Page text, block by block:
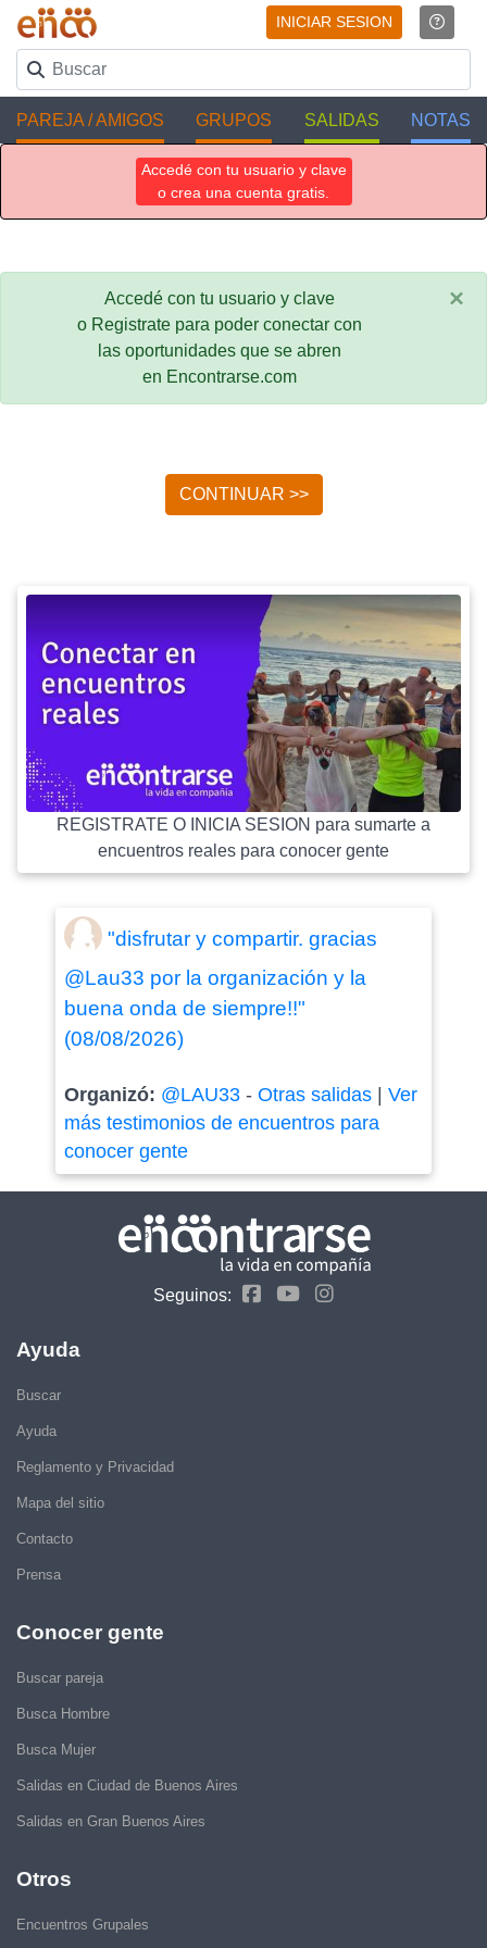
INICIAR SESION
PAREJA / AMIGOS GRUPOS SALIDAS NOTAS
Accedé con tu usuario y clave
o crea una cuenta gratis.
Accedé con tu usuario y clave
o Registrate para poder conectar con
las oportunidades que se abren
en Encontrarse.com
×
CONTINUAR >>
REGISTRATE O INICIA SESION para sumarte a
encuentros reales para conocer gente
"disfrutar y compartir. gracias
@Lau33 por la organización y la
buena onda de siempre!!"
(08/08/2026)
Organizó: @LAU33- Otras salidas| Ver
más testimonios de encuentros para
conocer gente
Seguinos:
Ayuda
Buscar
Ayuda
Reglamento y Privacidad
Mapa del sitio
Contacto
Prensa
Conocer gente
Buscar pareja
Busca Hombre
Busca Mujer
Salidas en Ciudad de Buenos Aires
Salidas en Gran Buenos Aires
Otros
Encuentros Grupales